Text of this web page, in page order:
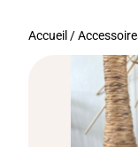
Accueil /